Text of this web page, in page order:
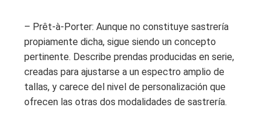
– Prêt-à-Porter: Aunque no constituye sastrería
propiamente dicha, sigue siendo un concepto
pertinente. Describe prendas producidas en serie,
creadas para ajustarse a un espectro amplio de
tallas, y carece del nivel de personalización que
ofrecen las otras dos modalidades de sastrería.